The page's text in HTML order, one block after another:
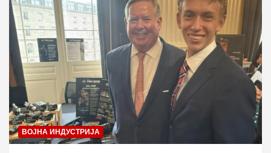
ВОЈНА ИНДУСТРИЈА